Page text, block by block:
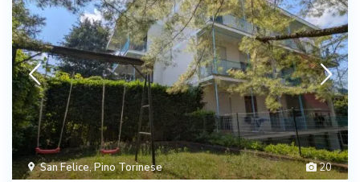
20
San Felice,Pino Torinese